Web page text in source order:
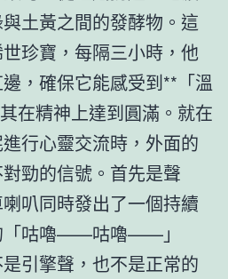
土黃之間的發酵物。這
珍寶，每隔三小時，他
，確保它能感受到**「溫
在精神上達到圓滿。就在
行心靈交流時，外面的
勁的信號。首先是聲
叭同時發出了一個持續
「咕嚕——咕嚕——」
引擎聲，也不是正常的